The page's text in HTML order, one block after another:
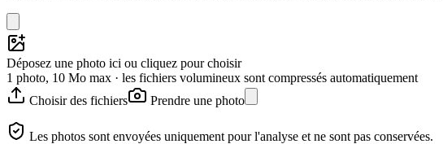
Déposez une photo ici ou cliquez pour choisir
1 photo, 10 Mo max · les fichiers volumineux sont compressés automatiquement
Choisir des fichiers
Prendre une photo
Les photos sont envoyées uniquement pour l'analyse et ne sont pas conservées.